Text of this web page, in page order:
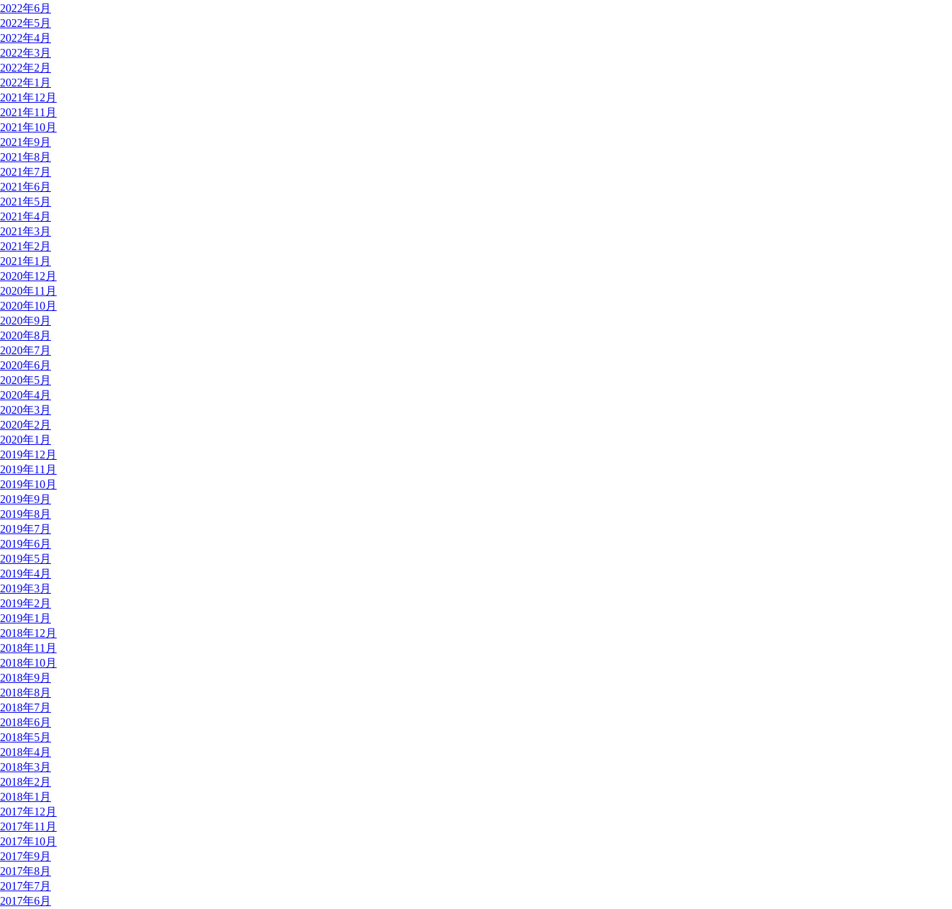
2022年6月
2022年5月
2022年4月
2022年3月
2022年2月
2022年1月
2021年12月
2021年11月
2021年10月
2021年9月
2021年8月
2021年7月
2021年6月
2021年5月
2021年4月
2021年3月
2021年2月
2021年1月
2020年12月
2020年11月
2020年10月
2020年9月
2020年8月
2020年7月
2020年6月
2020年5月
2020年4月
2020年3月
2020年2月
2020年1月
2019年12月
2019年11月
2019年10月
2019年9月
2019年8月
2019年7月
2019年6月
2019年5月
2019年4月
2019年3月
2019年2月
2019年1月
2018年12月
2018年11月
2018年10月
2018年9月
2018年8月
2018年7月
2018年6月
2018年5月
2018年4月
2018年3月
2018年2月
2018年1月
2017年12月
2017年11月
2017年10月
2017年9月
2017年8月
2017年7月
2017年6月